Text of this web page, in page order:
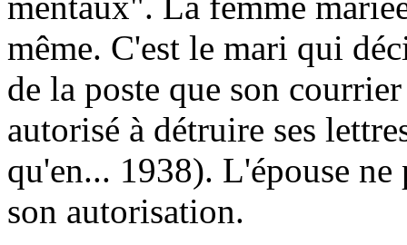
même. C'est le mari qui
de la poste que son
autorisé à détruire ses
qu'en... 1938). L'épouse
son autorisation.